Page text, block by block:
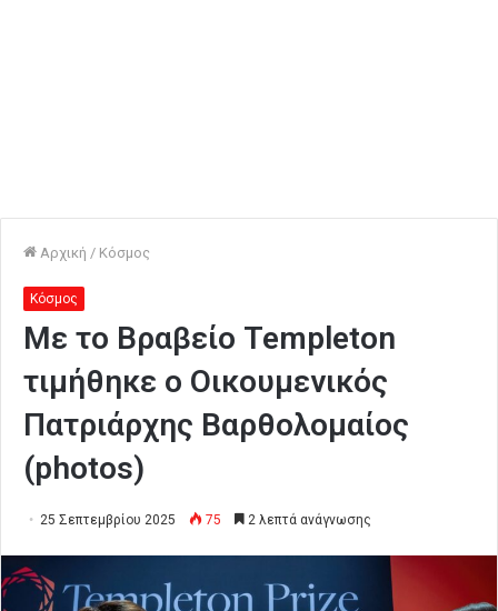
Αρχική / Κόσμος
Κόσμος
Με το Βραβείο Templeton
τιμήθηκε ο Οικουμενικός
Πατριάρχης Βαρθολομαίος
(photos)
25 Σεπτεμβρίου 2025 75 2 λεπτά ανάγνωσης